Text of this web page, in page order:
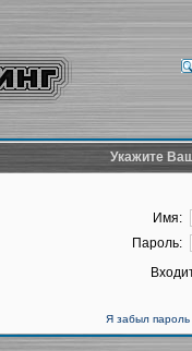
Укажите
Имя:
Пароль:
Я забыл пароль